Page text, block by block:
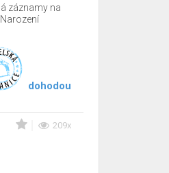
záznamy na
dohodou
209x